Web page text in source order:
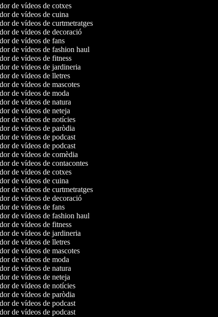
de vídeos de cotxes
de vídeos de cuina
de vídeos de curtmetratges
de vídeos de decoració
de vídeos de fans
de vídeos de fashion haul
de vídeos de fitness
de vídeos de jardineria
de vídeos de lletres
de vídeos de mascotes
de vídeos de moda
de vídeos de natura
de vídeos de neteja
de vídeos de notícies
de vídeos de paròdia
de vídeos de podcast
de vídeos de podcast
de vídeos de comèdia
de vídeos de contacontes
de vídeos de cotxes
de vídeos de cuina
de vídeos de curtmetratges
de vídeos de decoració
de vídeos de fans
de vídeos de fashion haul
de vídeos de fitness
de vídeos de jardineria
de vídeos de lletres
de vídeos de mascotes
de vídeos de moda
de vídeos de natura
de vídeos de neteja
de vídeos de notícies
de vídeos de paròdia
de vídeos de podcast
de vídeos de podcast